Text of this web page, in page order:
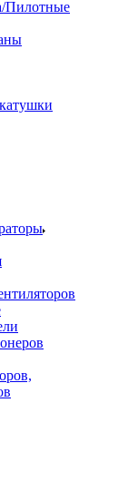
Пилотные